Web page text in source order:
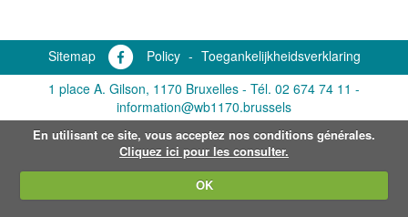
Sitemap Policy - Toegankelijkheidsverklaring
1 place A. Gilson, 1170 Bruxelles - Tél. 02 674 74 11 -
information@wb1170.brussels
En utilisant ce site, vous acceptez nos conditions générales.
Cliquez ici pour les consulter.
OK